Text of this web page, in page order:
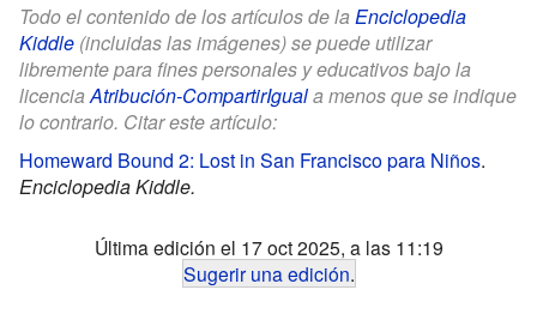
Todo el contenido de los artículos de la Enciclopedia
Kiddle (incluidas las imágenes) se puede utilizar
libremente para fines personales y educativos bajo la
licenciaAtribución-CompartirIguala menos que se indique
lo contrario. Citar este artículo:
Homeward Bound 2: Lost in San Francisco para Niños.
Enciclopedia Kiddle.
Última edición el 17 oct 2025, a las 11:19
Sugerir una edición.